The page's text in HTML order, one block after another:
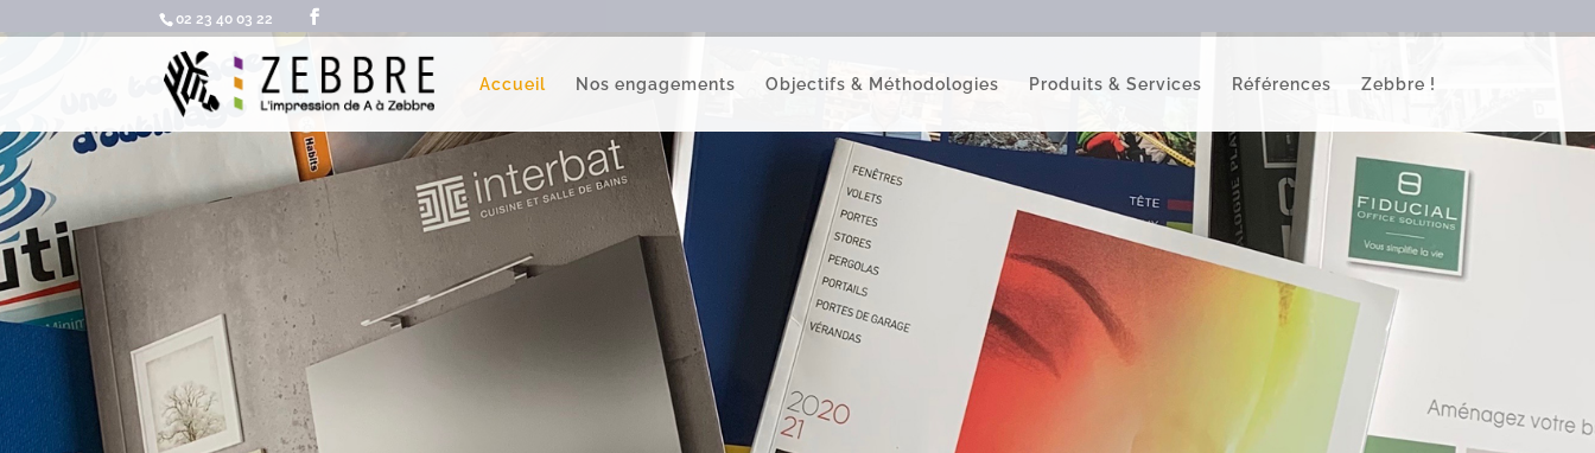
02 23 40 03 22
Accueil Nos engagements Objectifs & Méthodologies Produits & Services Références Zebbre !